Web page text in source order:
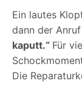
Ein lautes
dann der
kaputt.“ Für
Die